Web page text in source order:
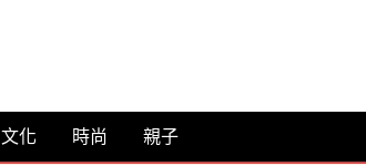
文化 時尚 親子